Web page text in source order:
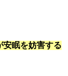
安眠を妨害する